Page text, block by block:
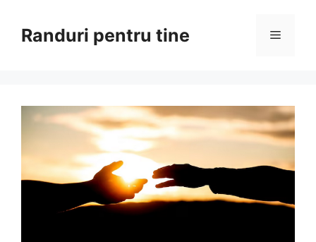
conținutRanduri pentru tine Meniu